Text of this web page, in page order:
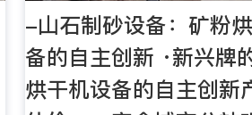
-山石制砂设备：矿粉
备的自主创新 ·新兴牌
烘干机设备的自主创新